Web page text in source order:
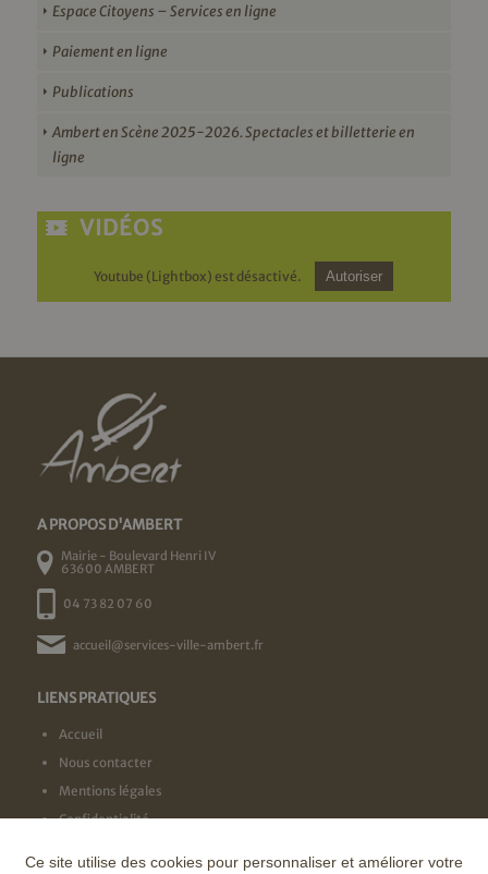
Espace Citoyens – Services en ligne
Paiement en ligne
Publications
Ambert en Scène 2025-2026. Spectacles et billetterie en
ligne
VIDÉOS
Youtube (Lightbox) est désactivé. Autoriser
A PROPOS D'AMBERT
Mairie - Boulevard Henri IV
63600 AMBERT
04 73 82 07 60
accueil@services-ville-ambert.fr
LIENS PRATIQUES
Accueil
Nous contacter
Mentions légales
Confidentialité
NOS LABELS
Ce site utilise des cookies pour personnaliser et améliorer votre